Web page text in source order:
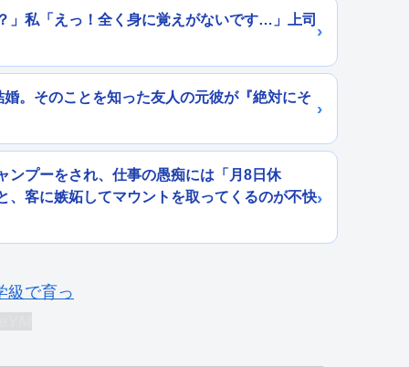
」私「えっ！全く身に覚えがないです…」上司
。そのことを知った友人の元彼が『絶対にそ
プーをされ、仕事の愚痴には「月8日休
客に嫉妬してマウントを取ってくるのが不快